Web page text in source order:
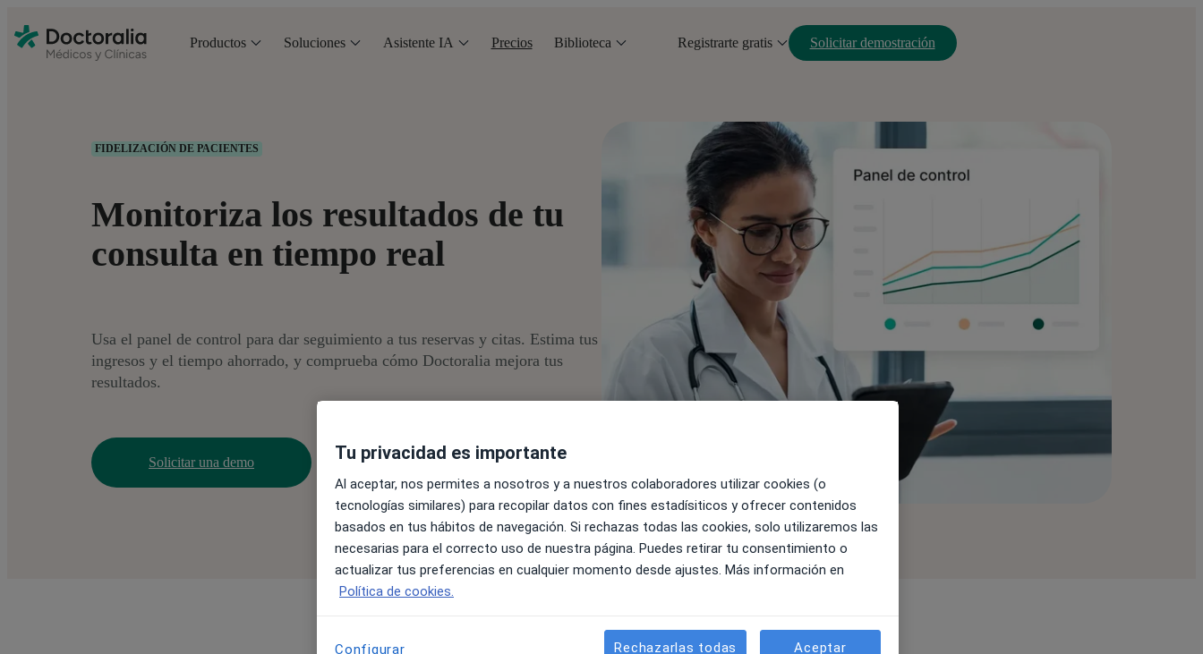
Productos Soluciones Asistente IA Precios Biblioteca Registrarte gratis Solicitar demostración
FIDELIZACIÓN DE PACIENTES
Monitoriza los resultados de tu
consulta en tiempo real
Usa el panel de control para dar seguimiento a tus reservas y citas. Estima tus
ingresos y el tiempo ahorrado, y comprueba cómo Doctoralia mejora tus
resultados.
Solicitar una demo Tu privacidad es importante
Al aceptar, nos permites a nosotros y a nuestros colaboradores utilizar cookies (o
tecnologías similares) para recopilar datos con fines estadísiticos y ofrecer contenidos
basados en tus hábitos de navegación. Si rechazas todas las cookies, solo utilizaremos las
necesarias para el correcto uso de nuestra página. Puedes retirar tu consentimiento o
actualizar tus preferencias en cualquier momento desde ajustes. Más información en
Política de cookies.
Configurar Rechazarlas todas Aceptar